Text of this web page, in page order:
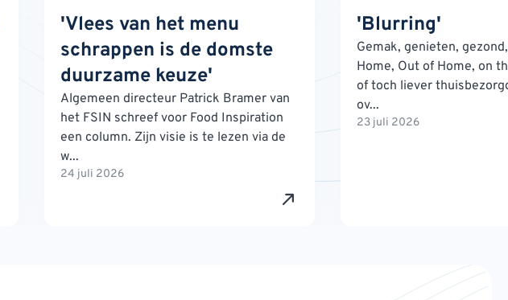
'Vlees van het menu
schrappen is de domste
duurzame keuze'
Algemeen directeur Patrick Bramer van
het FSIN schreef voor Food Inspiration
een column. Zijn visie is te lezen via de
w...
24 juli 2026
'Blurring'
Gemak, genieten,
Home, Out of Home, on
of toch liever
ov...
23 juli 2026